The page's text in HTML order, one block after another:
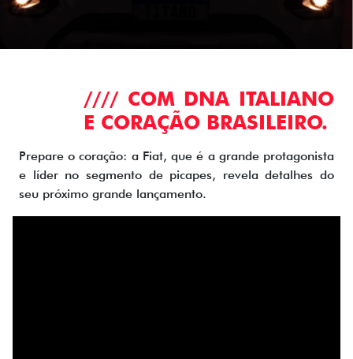
//// COM DNA ITALIANO
E CORAÇÃO BRASILEIRO.
Prepare o coração: a Fiat, que é a grande protagonista
e líder no segmento de picapes, revela detalhes do
seu próximo grande lançamento.